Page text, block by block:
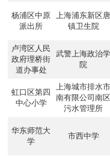
杨浦区中原
派出所
上海浦东新区唐
镇卫生院
卢湾区人民
政府理桥街
道办事处
武警上海政治学
院
虹口区第四
中心小学
上海城市排水市
南有限公司南区
污水管理所
华东师范大
学
市西中学